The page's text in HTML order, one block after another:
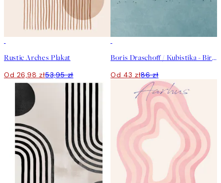
Rustic Arches Plakat
Od 26,98 zł53,95 zł
Boris Draschoff / Kubistika - Birds Fly Away Plakat
Od 43 zł86 zł